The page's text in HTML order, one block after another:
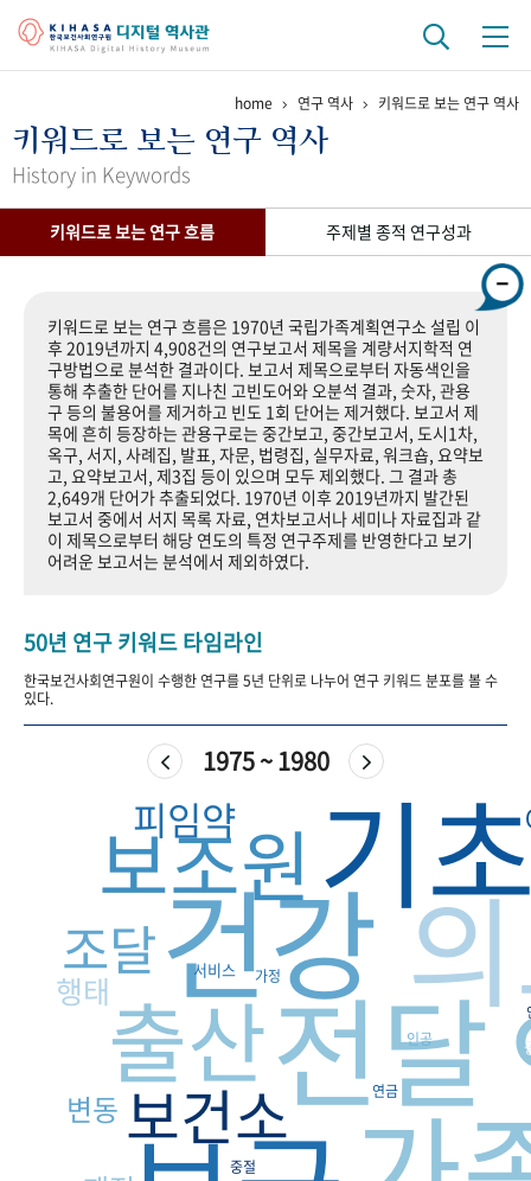
걸어온 길 기관 변천사 역대 기관장
연구 역사
기록물 아카이브
사진 아카이브 문서 기록물 행정박물 영상 기록물
+1주년 기념
성과 50선 숫자로 보는 50년 50+1주년 광장
세계와 함께 한 KIHASA
VR 역사관
home 연구 역사 키워드로 보는 연구 역사
키워드로 보는 연구 역사
History in Keywords
키워드로 보는 연구 흐름 주제별 종적 연구성과
키워드로 보는 연구 흐름은 1970년 국립가족계획연구소 설립 이
후 2019년까지 4,908건의 연구보고서 제목을 계량서지학적 연
구방법으로 분석한 결과이다. 보고서 제목으로부터 자동색인을
통해 추출한 단어를 지나친 고빈도어와 오분석 결과, 숫자, 관용
구 등의 불용어를 제거하고 빈도 1회 단어는 제거했다. 보고서 제
목에 흔히 등장하는 관용구로는 중간보고, 중간보고서, 도시1차,
옥구, 서지, 사례집, 발표, 자문, 법령집, 실무자료, 워크숍, 요약보
고, 요약보고서, 제3집 등이 있으며 모두 제외했다. 그 결과 총
2,649개 단어가 추출되었다. 1970년 이후 2019년까지 발간된
보고서 중에서 서지 목록 자료, 연차보고서나 세미나 자료집과 같
이 제목으로부터 해당 연도의 특정 연구주제를 반영한다고 보기
어려운 보고서는 분석에서 제외하였다.
50년 연구 키워드 타임라인
한국보건사회연구원이 수행한 연구를 5년 단위로 나누어 연구 키워드 분포를 볼 수
있다.
1975 ~ 1980
기
전달
건강
출산
보조원
보건소
조달
피임약
행태
변동
서비스 가정
연금
인공
중절